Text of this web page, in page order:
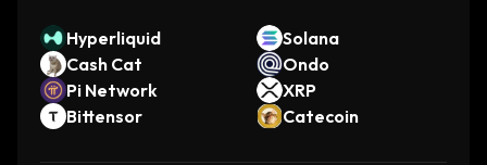
developers are turning to the Crust Network
for their dApp development needs.
Hyperliquid
Solana
Cash Cat
Ondo
Pi Network
XRP
Bittensor
Catecoin